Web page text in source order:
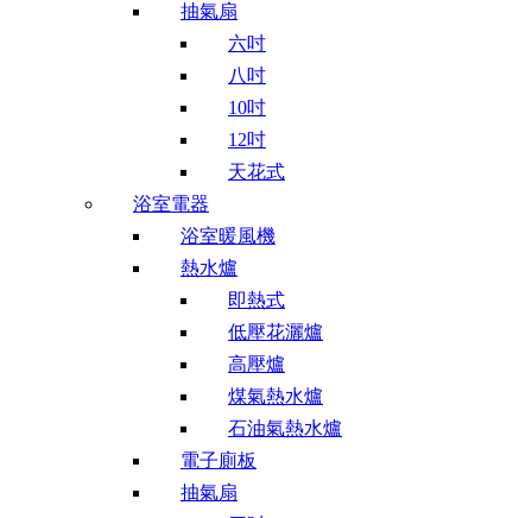
抽氣扇
六吋
八吋
10吋
12吋
天花式
浴室電器
浴室暖風機
熱水爐
即熱式
低壓花灑爐
高壓爐
煤氣熱水爐
石油氣熱水爐
電子廁板
抽氣扇